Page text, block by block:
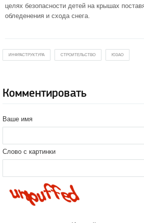
целях безопасности детей на крышах
обледенения и схода снега.
ИНФРАСТРУКТУРА СТРОИТЕЛЬСТВО ЮЗАО
Комментировать
Ваше имя
Слово с картинки